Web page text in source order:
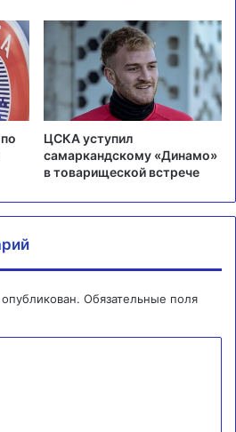
ЦСКА уступил
самаркандскому «Динамо»
в товарищеской встрече
Обязательные поля